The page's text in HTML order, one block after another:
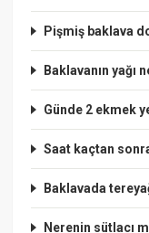
Pişmiş baklava
Baklavanın yağı
Günde 2 ekmek
Saat kaçtan
Baklavada
Nerenin sütlacı